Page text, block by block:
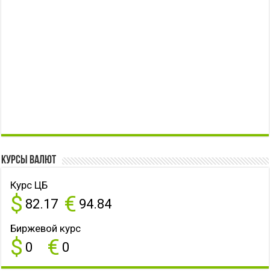
Курсы валют
Курс ЦБ
$ 82.17 € 94.84
Биржевой курс
$ 0 € 0